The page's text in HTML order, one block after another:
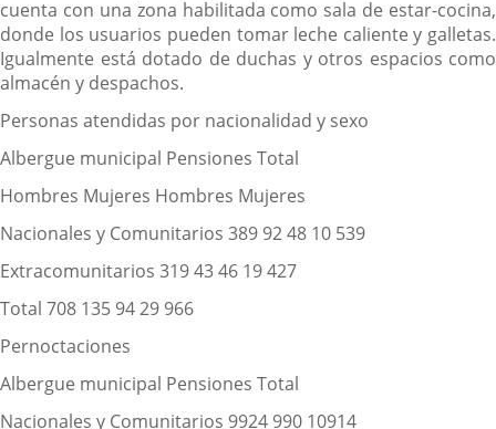
cuenta con una zona habilitada como sala de estar-cocina,
donde los usuarios pueden tomar leche caliente y galletas.
Igualmente está dotado de duchas y otros espacios como
almacén y despachos.
Personas atendidas por nacionalidad y sexo
Albergue municipal Pensiones Total
Hombres Mujeres Hombres Mujeres
Nacionales y Comunitarios 389 92 48 10 539
Extracomunitarios 319 43 46 19 427
Total 708 135 94 29 966
Pernoctaciones
Albergue municipal Pensiones Total
Nacionales y Comunitarios 9924 990 10914